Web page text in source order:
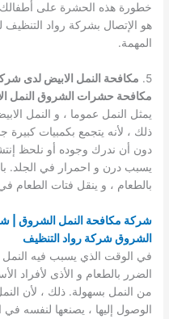
خطورة هذه الحشرة على أطفالك
هو الإتصال بشركة رواد
المهمة.
5. مكافحة النمل الابيض لدى
مكافحة حشرات الشروق النمل
يمثل النمل عموما ، و النمل
ذلك ، لأنه يتجمع بكمبيات
دون أن ندرك وجوده أو نلحظ
يسبب درن و احمرار في الجلد.
بالطعام ، و ينقل فتات الطعام
شركة مكافحة النمل الشروق |
الشروق شركة رواد التنظيف
في الوقت الذي يسبب فيه النمل
الضرر بالطعام و الأذى لأفراد
من النمل بسهولة. ذلك ، لأن
الوصول إليها ، يصنعها لنفسه